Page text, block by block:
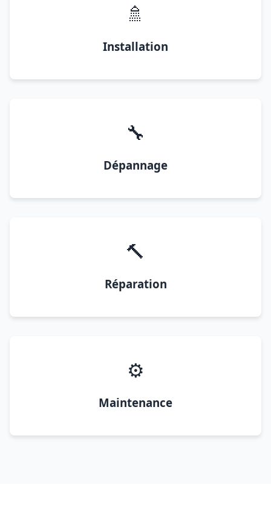
🚿
Installation
🔧
Dépannage
🔨
Réparation
⚙️
Maintenance